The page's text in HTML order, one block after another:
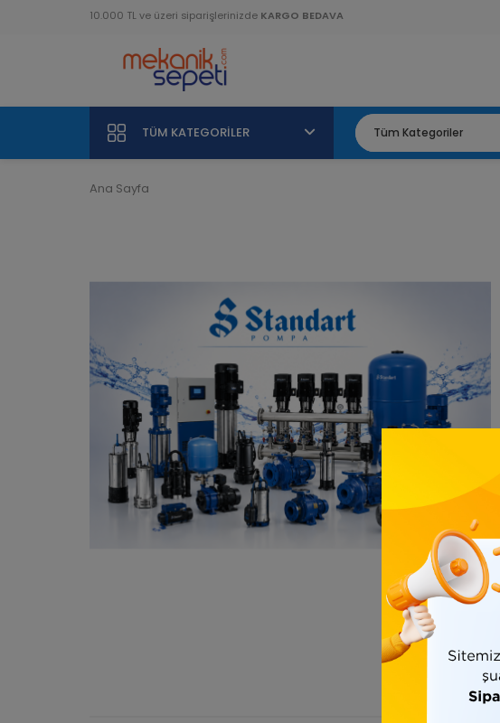
10.000 TL ve üzeri siparişlerinizde KARGO BEDAVA
TÜM KATEGORILER
Ana Sayfa